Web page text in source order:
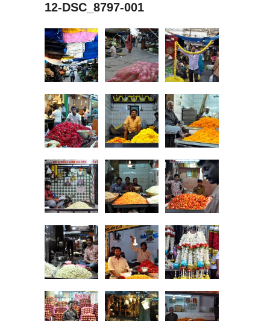
12-DSC_8797-001